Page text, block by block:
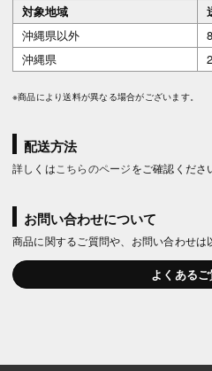
対象地域
沖縄県以外
沖縄県
※商品により送料が異なる場合がございます。
配送方法
詳しくは こちらのページをご確認くださ
お問い合わせについて
商品に関するご質問や、お問い合わせは
よくある